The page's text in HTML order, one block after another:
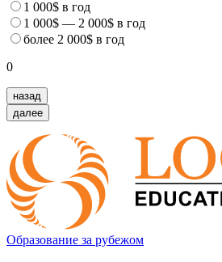
1 000$ в год
1 000$ — 2 000$ в год
более 2 000$ в год
0
назад
далее
Образование за рубежом